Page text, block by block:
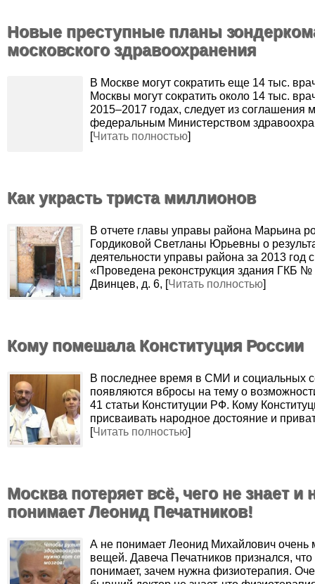
Новые преступные планы
московского здравоохранения
В Москве могут сократить еще 14 тыс.
Москвы могут сократить около 14 тыс.
2015–2017 годах, следует из соглашения
федеральным Министерством
[Читать полностью]
Как украсть триста миллионов
В отчете главы управы района Марьина
Гордиковой Светланы Юрьевны о
деятельности управы района за 2013 год
«Проведена реконструкция здания ГКБ №
Двинцев, д. 6, [Читать полностью]
Кому помешала Конституция России
В последнее время в СМИ и социальных
появляются вбросы на тему о
41 статьи Конституции РФ. Кому
присваивать народное достояние и
[Читать полностью]
Москва потеряет всё, чего не знает и
понимает Леонид Печатников!
А не понимает Леонид Михайлович очень
вещей. Давеча Печатников признался, что
понимает, зачем нужна физиотерапия.